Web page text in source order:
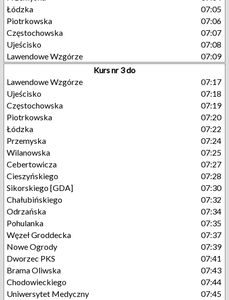
Łódzka
07:05
Piotrkowska
07:06
Częstochowska
07:07
Ujeścisko
07:08
Lawendowe Wzgórze
07:09
Kurs nr 3 do
Lawendowe Wzgórze
07:17
Ujeścisko
07:18
Częstochowska
07:19
Piotrkowska
07:20
Łódzka
07:22
Przemyska
07:24
Wilanowska
07:25
Cebertowicza
07:27
Cieszyńskiego
07:28
Sikorskiego [GDA]
07:30
Chałubińskiego
07:32
Odrzańska
07:34
Pohulanka
07:35
Węzeł Groddecka
07:37
Nowe Ogrody
07:39
Dworzec PKS
07:41
Brama Oliwska
07:43
Chodowieckiego
07:44
Uniwersytet Medyczny
07:45